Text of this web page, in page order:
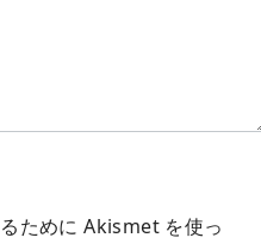
ために Akismet を使っ